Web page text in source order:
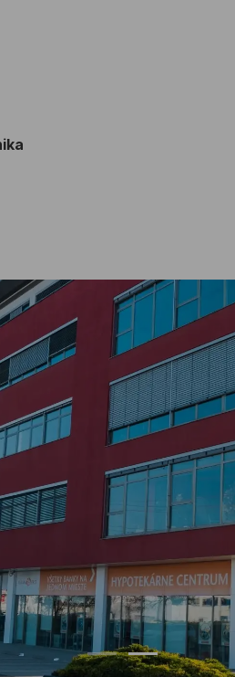
Přejít na obrázek 1
Přejít na